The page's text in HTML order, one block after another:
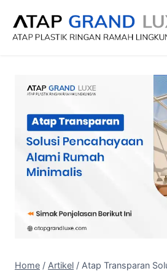
Home / Artikel / Atap Transparan